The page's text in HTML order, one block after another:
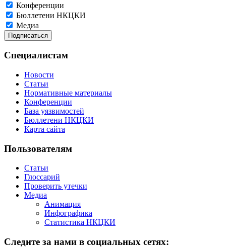
Конференции
Бюллетени НКЦКИ
Медиа
Специалистам
Новости
Статьи
Нормативные материалы
Конференции
База уязвимостей
Бюллетени НКЦКИ
Карта сайта
Пользователям
Статьи
Глоссарий
Проверить утечки
Медиа
Анимация
Инфографика
Статистика НКЦКИ
Следите за нами в социальных сетях: